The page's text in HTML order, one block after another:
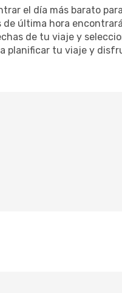
el día más barato
última hora
de tu viaje y
planificar tu viaje y